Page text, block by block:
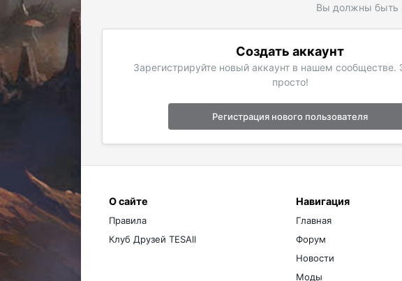
Вы должны быть
Создать аккаунт
Зарегистрируйте новый аккаунт в нашем сообществе.
просто!
Регистрация нового пользователя
О сайте
Правила
Клуб Друзей TESAll
Навигация
Главная
Форум
Новости
Моды